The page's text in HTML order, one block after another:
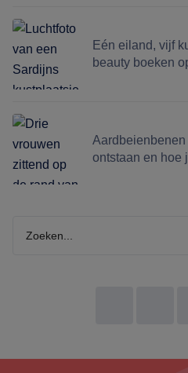
Eén eiland, vijf
beauty boeken
ontstaan en hoe